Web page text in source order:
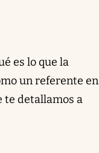
es lo que la
un referente en
te detallamos a